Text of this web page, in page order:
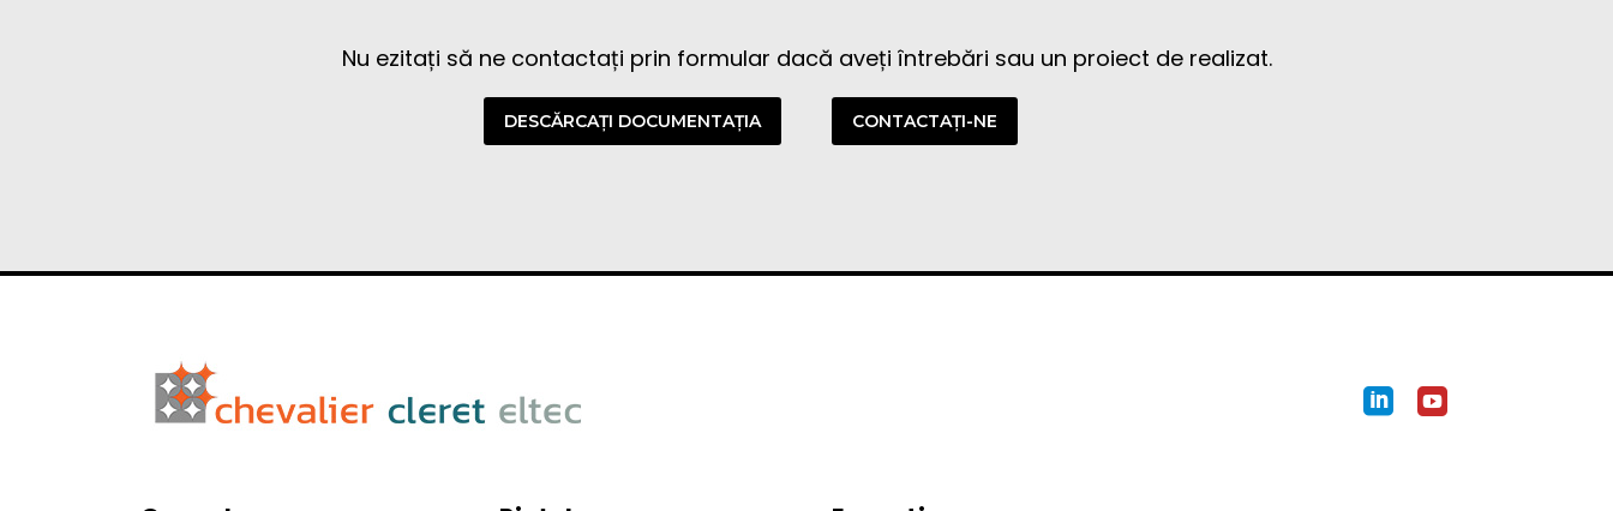
Nu ezitați să ne contactați prin formular dacă aveți întrebări sau un proiect de realizat.
DESCĂRCAȚI DOCUMENTAȚIA CONTACTAŢI-NE